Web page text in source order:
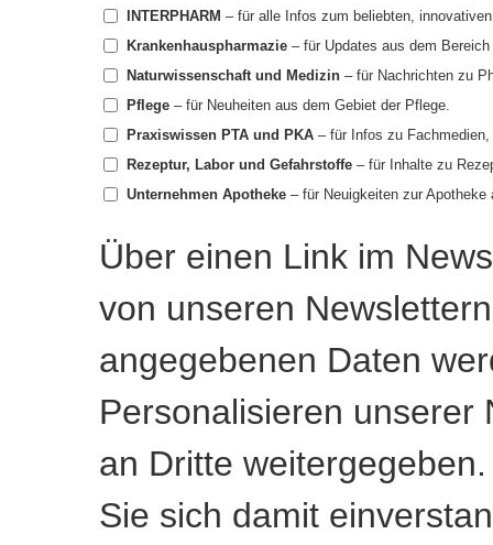
INTERPHARM – für alle Infos zum beliebten,
Krankenhauspharmazie – für Updates aus dem
Naturwissenschaft und Medizin – für Nachrichten zu
Pflege – für Neuheiten aus dem Gebiet der Pflege.
Praxiswissen PTA und PKA – für Infos zu
Rezeptur, Labor und Gefahrstoffe – für Inhalte zu
Unternehmen Apotheke – für Neuigkeiten zur
Über einen Link im
von unseren
angegebenen Daten
Personalisieren unserer
an Dritte
Sie sich damit